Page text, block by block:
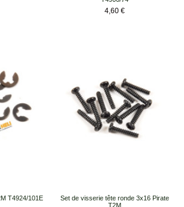
Prix
4,60 €
T4924/101E
Set de visserie tête ronde 3x16 Pirate
T2M